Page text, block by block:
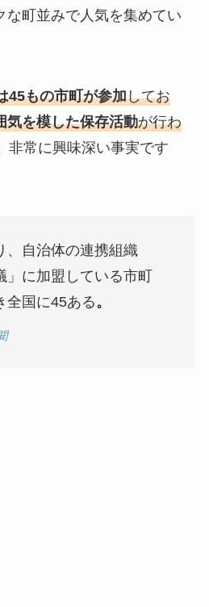
な町並みで人気を集めてい
45もの市町が参加してお
気を模した保存活動が行わ
非常に興味深い事実です
、自治体の連携組織
」に加盟している市町
全国に45ある 。